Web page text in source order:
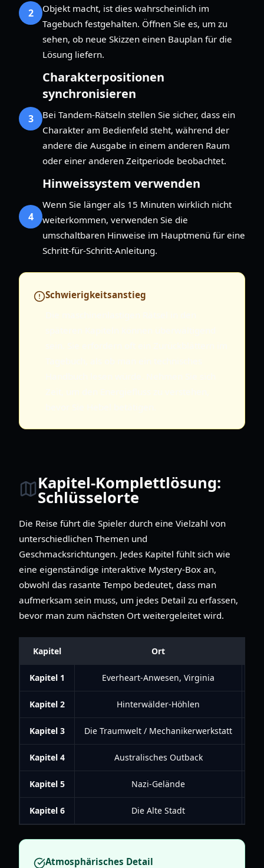
2
Objekt macht, ist dies wahrscheinlich im
Tagebuch festgehalten. Öffnen Sie es, um zu
sehen, ob neue Skizzen einen Bauplan für die
Lösung liefern.
3
Charakterpositionen
synchronisieren
Bei Tandem-Rätseln stellen Sie sicher, dass ein
Charakter am Bedienfeld steht, während der
andere die Ausgabe in einem anderen Raum
oder einer anderen Zeitperiode beobachtet.
4
Hinweissystem verwenden
Wenn Sie länger als 15 Minuten wirklich nicht
weiterkommen, verwenden Sie die
umschaltbaren Hinweise im Hauptmenü für eine
Schritt-für-Schritt-Anleitung.
Schwierigkeitsanstieg
Kapitel-Komplettlösung:
Schlüsselorte
Die Reise führt die Spieler durch eine Vielzahl von
unterschiedlichen Themen und
Geschmacksrichtungen. Jedes Kapitel fühlt sich wie
eine eigenständige interaktive Mystery-Box an,
obwohl das rasante Tempo bedeutet, dass man
aufmerksam sein muss, um jedes Detail zu erfassen,
bevor man zum nächsten Ort weitergeleitet wird.
Kapitel Ort
Kapitel 1 Everheart-Anwesen, Virginia
Kapitel 2 Hinterwälder-Höhlen
Kapitel 3 Die Traumwelt / Mechanikerwerkstatt
Kapitel 4 Australisches Outback
Kapitel 5 Nazi-Gelände
Kapitel 6 Die Alte Stadt
Atmosphärisches Detail